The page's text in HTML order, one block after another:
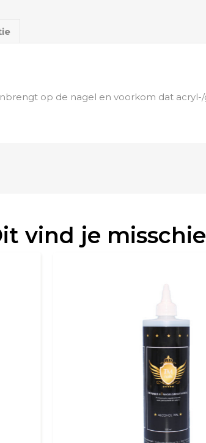
op de nagel en voorkom dat
vind je